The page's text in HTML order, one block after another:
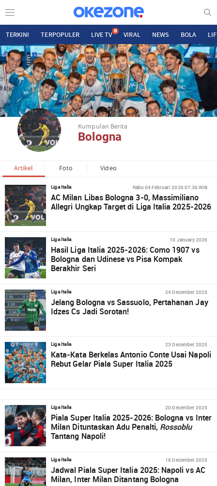
TERKINI TERPOPULER LIVE TV N VIRAL NEWS BOLA
Kumpulan Berita
Bologna
Artikel Foto Video
Liga Italia Rabu 04 Februari 2026 07:36 WIB
AC Milan Libas Bologna 3-0, Massimiliano
Allegri Ungkap Target di Liga Italia 2025-2026
Liga Italia 10 January 2026
Hasil Liga Italia 2025-2026: Como 1907 vs
Bologna dan Udinese vs Pisa Kompak
Berakhir Seri
Liga Italia 24 December 2025
Jelang Bologna vs Sassuolo, Pertahanan Jay
Idzes Cs Jadi Sorotan!
Liga Italia 23 December 2025
Kata-Kata Berkelas Antonio Conte Usai Napoli
Rebut Gelar Piala Super Italia 2025
Liga Italia 20 December 2025
Piala Super Italia 2025-2026: Bologna vs Inter
Milan Dituntaskan Adu Penalti, Rossoblu
Tantang Napoli!
Liga Italia 18 December 2025
Jadwal Piala Super Italia 2025: Napoli vs AC
Milan, Inter Milan Ditantang Bologna